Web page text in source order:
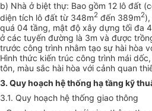
b) Nhà ở biệt thự: Bao gồm 12 lô đất
diện tích lô đất từ 348m2 đến 389m2
quá 04 tầng, mật độ xây dựng tối đa
ở các tuyến đường là 3m và được
trước công trình nhằm tạo sự hài hòa
Hình thức kiến trúc công trình mái
tôn, màu sắc hài hòa với cảnh quan
3. Quy hoạch hệ thống hạ tầng kỹ
3.1. Quy hoạch hệ thống giao thông